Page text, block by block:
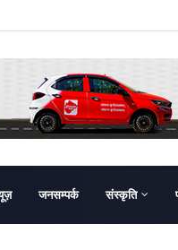
जनसम्पर्क संस्कृति